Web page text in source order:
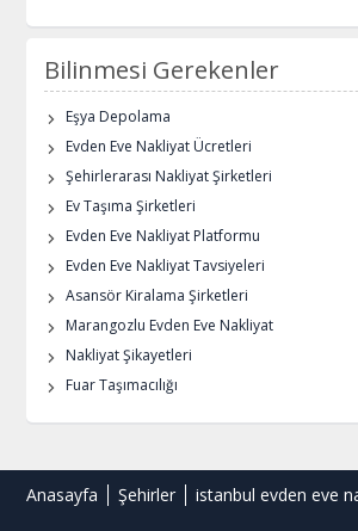
Bilinmesi Gerekenler
Eşya Depolama
Evden Eve Nakliyat Ücretleri
Şehirlerarası Nakliyat Şirketleri
Ev Taşıma Şirketleri
Evden Eve Nakliyat Platformu
Evden Eve Nakliyat Tavsiyeleri
Asansör Kiralama Şirketleri
Marangozlu Evden Eve Nakliyat
Nakliyat Şikayetleri
Fuar Taşımacılığı
Anasayfa Şehirler istanbul evden eve